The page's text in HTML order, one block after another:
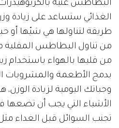
البطاطس غنية
الغذائي ستساعد على
طريقة لتناولها هي شيّها أو
من تناول البطاطس المقلية
من قليها بالهواء باستخدام
بدمج الأطعمة والمشروبات
وجباتك اليومية لزيادة
الأشياء التي يجب أن تضعها
تجنب السوائل قبل الغداء